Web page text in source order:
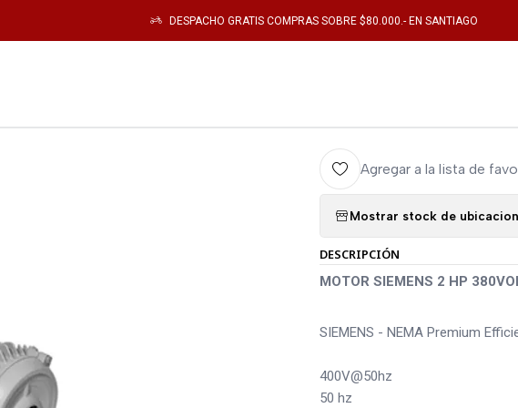
DESPACHO GRATIS COMPRAS SOBRE $80.000.- EN SANTIAGO
Electronica de Potencia MOTORES MOTOR SIEMENS 2 HP 380VOLT 3000RPM
MOTOR
NEMA
Agregar a la lista de
Mostrar stock de
DESCRIPCIÓN
MOTOR SIEMENS 2 HP
SIEMENS - NEMA Premium
400V@50hz
50 hz